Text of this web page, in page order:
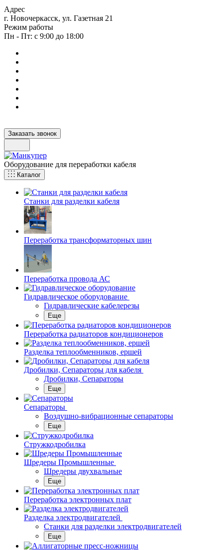
Адрес
г. Новочеркасск, ул. Газетная 21
Режим работы
Пн - Пт: с 9:00 до 18:00
Заказать звонок
Оборудование для переработки кабеля
Каталог
Станки для разделки кабеля
Переработка трансформаторных шин
Переработка провода АС
Гидравлическое оборудование
Гидравлические кабелерезы
Еще
Переработка радиаторов кондиционеров
Разделка теплообменников, ершей
Дробилки, Сепараторы для кабеля
Дробилки, Сепараторы
Еще
Сепараторы
Воздушно-вибрационные сепараторы
Еще
Стружкодробилка
Шредеры Промышленные
Шредеры двухвальные
Еще
Переработка электронных плат
Разделка электродвигателей
Станки для разделки электродвигателей
Еще